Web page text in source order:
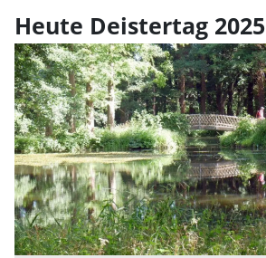
Heute Deistertag 2025